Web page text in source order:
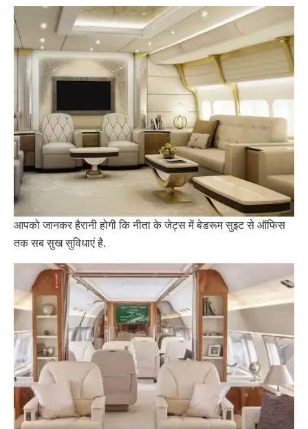
आपको जानकर हैरानी होगी कि नीता के जेट्स में बेडरूम सुइट से ऑफिस
तक सब सुख सुविधाएं है.